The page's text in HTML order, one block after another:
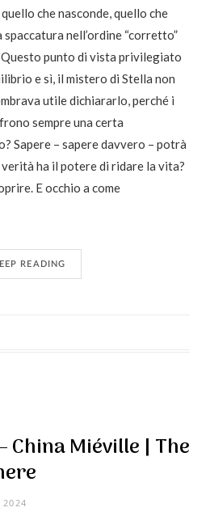
che nasconde, quello che
nell’ordine “corretto”
Questo punto di vista privilegiato
e sì, il mistero di Stella non
utile dichiararlo, perché i
sempre una certa
Sapere – sapere davvero – potrà
verità ha il potere di ridare la vita?
E occhio a come
READING
China Miéville | The
2024